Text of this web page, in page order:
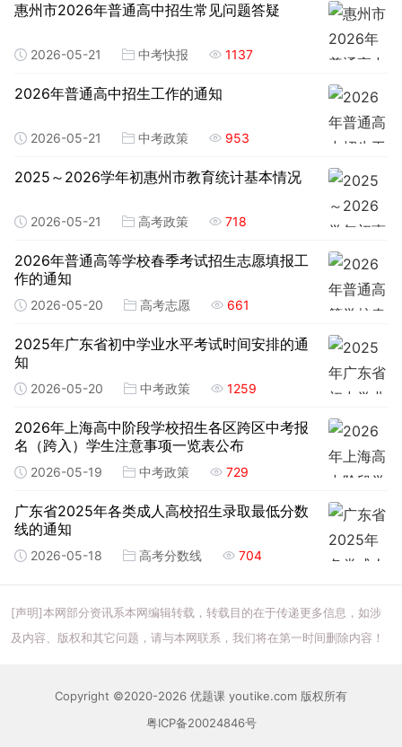
惠州市2026年普通高中招生常见问题答疑
2026-05-21 中考快报 1137
2026年普通高中招生工作的通知
2026-05-21 中考政策 953
2025～2026学年初惠州市教育统计基本情况
2026-05-21 高考政策 718
2026年普通高等学校春季考试招生志愿填报工
作的通知
2026-05-20 高考志愿 661
2025年广东省初中学业水平考试时间安排的通
知
2026-05-20 中考政策 1259
2026年上海高中阶段学校招生各区跨区中考报
名（跨入）学生注意事项一览表公布
2026-05-19 中考政策 729
广东省2025年各类成人高校招生录取最低分数
线的通知
2026-05-18 高考分数线 704
[声明]本网部分资讯系本网编辑转载，转载目的在于传递更多信息，如涉
及内容、版权和其它问题，请与本网联系，我们将在第一时间删除内容！
Copyright ©2020-2026 优题课 youtike.com 版权所有
粤ICP备20024846号